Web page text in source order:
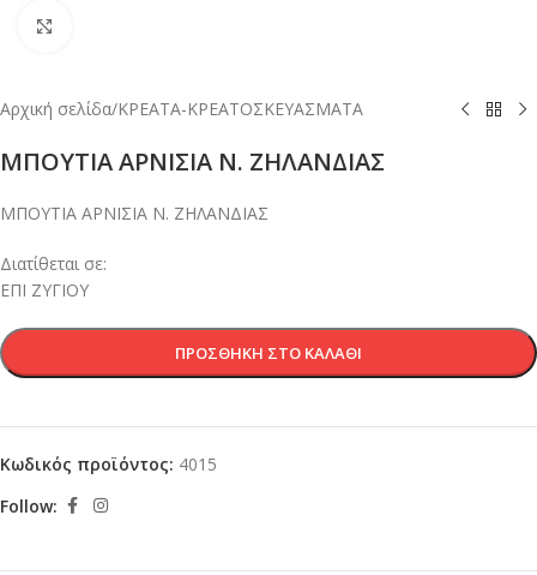
Αρχική σελίδα/ΚΡΕΑΤΑ-ΚΡΕΑΤΟΣΚΕΥΑΣΜΑΤΑ
ΜΠΟΥΤΙΑ ΑΡΝΙΣΙΑ Ν. ΖΗΛΑΝΔΙΑΣ
ΜΠΟΥΤΙΑ ΑΡΝΙΣΙΑ Ν. ΖΗΛΑΝΔΙΑΣ
Διατίθεται σε:
ΕΠΙ ΖΥΓΙΟΥ
ΠΡΟΣΘΉΚΗ ΣΤΟ ΚΑΛΆΘΙ
Κωδικός προϊόντος: 4015
Follow: